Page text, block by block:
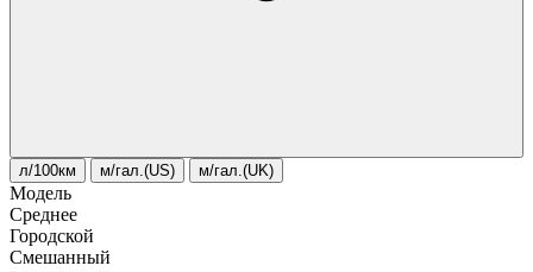
л/100км м/гал.(US) м/гал.(UK)
Модель
Среднее
Городской
Смешанный